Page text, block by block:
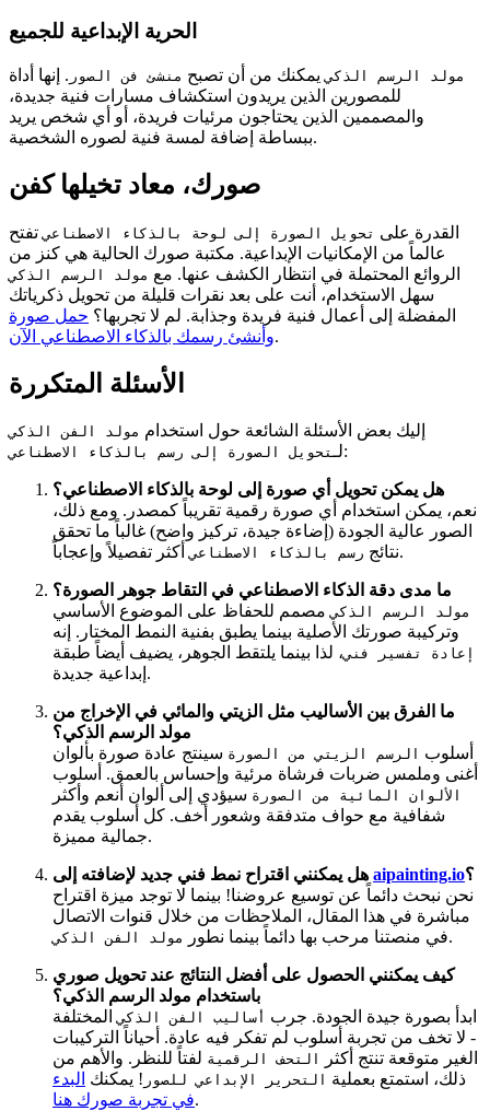
الحرية الإبداعية للجميع
مولد الرسم الذكييمكنك من أن تصبح منشئ فن الصور . إنها أداة
للمصورين الذين يريدون استكشاف مسارات فنية جديدة،
والمصممين الذين يحتاجون مرئيات فريدة، أو أي شخص يريد
ببساطة إضافة لمسة فنية لصوره الشخصية.
صورك، معاد تخيلها كفن
القدرة على تحويل الصورة إلى لوحة بالذكاء الاصطناعيتفتح
عالماً من الإمكانيات الإبداعية. مكتبة صورك الحالية هي كنز من
الروائع المحتملة في انتظار الكشف عنها. مع مولد الرسم الذكي
سهل الاستخدام، أنت على بعد نقرات قليلة من تحويل ذكرياتك
المفضلة إلى أعمال فنية فريدة وجذابة. لم لا تجربها؟ حمل صورة
وأنشئ رسمك بالذكاء الاصطناعي الآن.
الأسئلة المتكررة
إليك بعض الأسئلة الشائعة حول استخدام مولد الفن الذكي
لـتحويل الصورة إلى رسم بالذكاء الاصطناعي :
هل يمكن تحويل أي صورة إلى لوحة بالذكاء الاصطناعي؟
نعم، يمكن استخدام أي صورة رقمية تقريباً كمصدر. ومع ذلك،
الصور عالية الجودة (إضاءة جيدة، تركيز واضح) غالباً ما تحقق
نتائج رسم بالذكاء الاصطناعي أكثر تفصيلاً وإعجاباً.
ما مدى دقة الذكاء الاصطناعي في التقاط جوهر الصورة؟
مولد الرسم الذكيمصمم للحفاظ على الموضوع الأساسي
وتركيبة صورتك الأصلية بينما يطبق بفنية النمط المختار. إنه
إعادة تفسير فني، لذا بينما يلتقط الجوهر، يضيف أيضاً طبقة
إبداعية جديدة.
ما الفرق بين الأساليب مثل الزيتي والمائي في الإخراج من
مولد الرسم الذكي؟
أسلوب
الرسم الزيتي من الصورة سينتج عادة صورة بألوان
أغنى وملمس ضربات فرشاة مرئية وإحساس بالعمق. أسلوب
الألوان المائية من الصورة سيؤدي إلى ألوان أنعم وأكثر
شفافية مع حواف متدفقة وشعور أخف. كل أسلوب يقدم
جمالية مميزة.
aipainting.io؟
نحن نبحث دائماً عن توسيع عروضنا! بينما لا توجد ميزة اقتراح
مباشرة في هذا المقال، الملاحظات من خلال قنوات الاتصال
في منصتنا مرحب بها دائماً بينما نطور
مولد الفن الذكي .
كيف يمكنني الحصول على أفضل النتائج عند تحويل صوري
باستخدام مولد الرسم الذكي؟
ابدأ بصورة جيدة الجودة. جرب أساليب الفن الذكيالمختلفة
- لا تخف من تجربة أسلوب لم تفكر فيه عادة. أحياناً التركيبات
الغير متوقعة تنتج أكثر
التحف الرقمية لفتاً للنظر. والأهم من
ذلك، استمتع بعملية
التحرير الإبداعي للصور ! يمكنك البدء
في تجربة صورك هنا.